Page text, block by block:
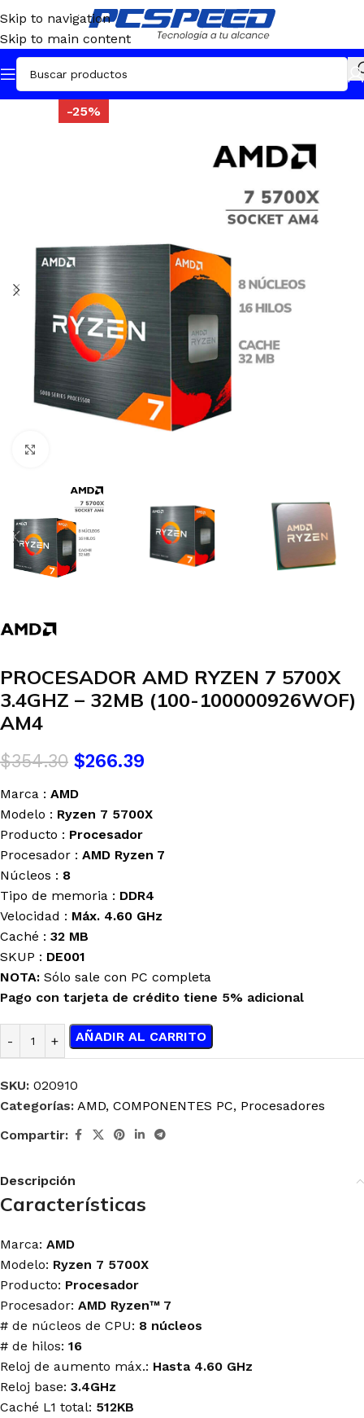
Skip to navigation
Skip to main content
-25%
PROCESADOR AMD RYZEN 7 5700X
3.4GHZ – 32MB (100-100000926WOF)
AM4
$354.30 $266.39
Marca : AMD
Modelo : Ryzen 7 5700X
Producto : Procesador
Procesador : AMD Ryzen 7
Núcleos : 8
Tipo de memoria : DDR4
Velocidad : Máx. 4.60 GHz
Caché : 32 MB
SKUP : DE001
NOTA: Sólo sale con PC completa
Pago con tarjeta de crédito tiene 5% adicional
AÑADIR AL CARRITO
SKU: 020910
Categorías: AMD, COMPONENTES PC, Procesadores
Compartir:
Descripción
Características
Marca: AMD
Modelo: Ryzen 7 5700X
Producto: Procesador
Procesador: AMD Ryzen™ 7
# de núcleos de CPU: 8 núcleos
# de hilos: 16
Reloj de aumento máx.: Hasta 4.60 GHz
Reloj base: 3.4GHz
Caché L1 total: 512KB